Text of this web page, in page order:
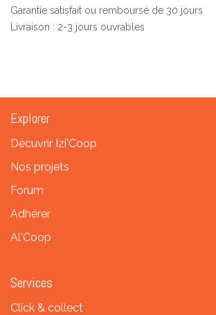
Garantie satisfait ou remboursé de 30 jours
Livraison : 2-3 jours ouvrables
Explorer
Décuvrir Izi'Coop
Nos projets
Forum
Adhérer
Al'Coop
Services
Click & collect